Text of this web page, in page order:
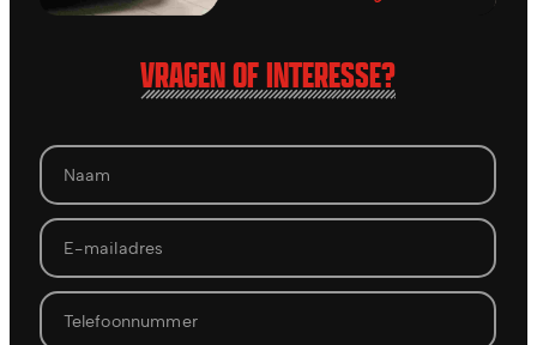
VRAGEN OF INTERESSE?